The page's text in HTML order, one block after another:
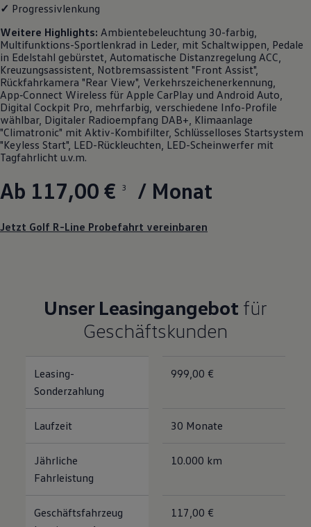
✓ Progressivlenkung
Weitere Highlights: Ambientebeleuchtung 30-farbig,
Multifunktions-Sportlenkrad in Leder, mit Schaltwippen, Pedale
in Edelstahl gebürstet, Automatische Distanzregelung ACC,
Kreuzungsassistent, Notbremsassistent "Front Assist",
Rückfahrkamera "Rear View", Verkehrszeichenerkennung,
App‑Connect Wireless für Apple CarPlay und Android Auto,
Digital Cockpit Pro, mehrfarbig, verschiedene Info-Profile
wählbar, Digitaler Radioempfang DAB+, Klimaanlage
"Climatronic" mit Aktiv-Kombifilter, Schlüsselloses Startsystem
"Keyless Start", LED-Rückleuchten, LED-Scheinwerfer mit
Tagfahrlicht u.v.m.
Ab 117,00 € 3 / Monat
Jetzt Golf R-Line Probefahrt vereinbaren
Unser Leasingangebot für
Geschäftskunden
Leasing-
Sonderzahlung
999,00 €
Laufzeit 30 Monate
Jährliche
Fahrleistung
10.000 km
Geschäftsfahrzeug
117,00 €